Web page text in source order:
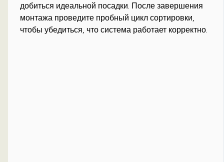
добиться идеальной посадки. После завершения
монтажа проведите пробный цикл сортировки,
чтобы убедиться, что система работает корректно.